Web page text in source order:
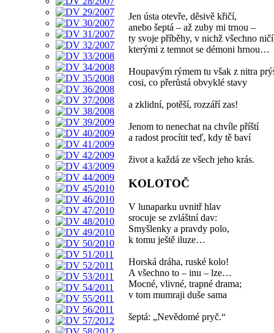
Jen ústa otevře, děsivě křičí,
anebo šeptá – až zuby mi trnou –
ty svoje příběhy, v nichž všechno
kterými z temnot se démoni hrnou…
Houpavým rýmem tu však z nitra
cosi, co přerůstá obvyklé stavy
a zklidní, potěší, rozzáří zas!
Jenom to nenechat na chvíle příští
a radost procítit teď, kdy tě baví
život a každá ze všech jeho krás.
KOLOTOČ
V lunaparku uvnitř hlav
srocuje se zvláštní dav:
Smyšlenky a pravdy polo,
k tomu ještě iluze…
Horská dráha, ruské kolo!
A všechno to – inu – lze…
Mocné, vlivné, trapné drama;
v tom mumraji duše sama
šeptá: „Nevědomé pryč.“